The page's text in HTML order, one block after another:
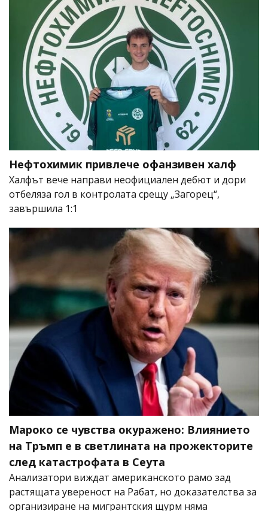
Нефтохимик привлече офанзивен халф
Халфът вече направи неофициален дебют и дори
отбеляза гол в контролата срещу „Загорец“,
завършила 1:1
Мароко се чувства окуражено: Влиянието
на Тръмп е в светлината на прожекторите
след катастрофата в Сеута
Анализатори виждат американското рамо зад
растящата увереност на Рабат, но доказателства за
организиране на мигрантския щурм няма